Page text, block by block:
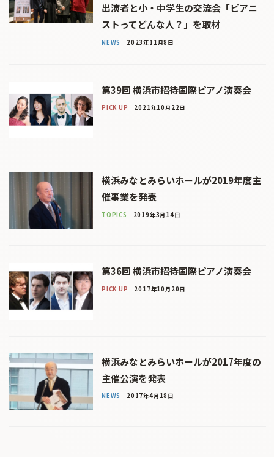
出演者と小・中学生の交流会「ピアニ
ストってどんな人？」を取材
NEWS 2023年11月8日
第39回 横浜市招待国際ピアノ演奏会
PICK UP 2021年10月22日
横浜みなとみらいホールが2019年度主
催事業を発表
TOPICS 2019年3月14日
第36回 横浜市招待国際ピアノ演奏会
PICK UP 2017年10月20日
横浜みなとみらいホールが2017年度の
主催公演を発表
NEWS 2017年4月18日